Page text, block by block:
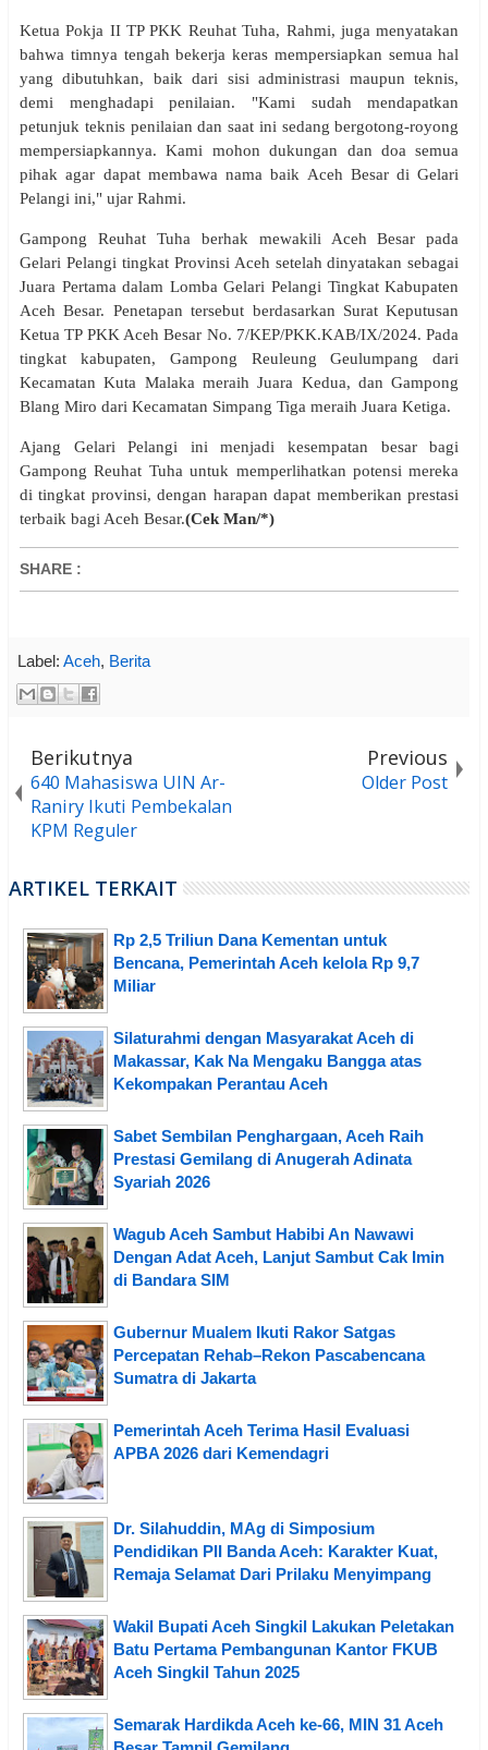
Ketua Pokja II TP PKK Reuhat Tuha, Rahmi, juga menyatakan
bahwa timnya tengah bekerja keras mempersiapkan semua hal
yang dibutuhkan, baik dari sisi administrasi maupun teknis,
demi menghadapi penilaian. "Kami sudah mendapatkan
petunjuk teknis penilaian dan saat ini sedang bergotong-royong
mempersiapkannya. Kami mohon dukungan dan doa semua
pihak agar dapat membawa nama baik Aceh Besar di Gelari
Pelangi ini," ujar Rahmi.
Gampong Reuhat Tuha berhak mewakili Aceh Besar pada
Gelari Pelangi tingkat Provinsi Aceh setelah dinyatakan sebagai
Juara Pertama dalam Lomba Gelari Pelangi Tingkat Kabupaten
Aceh Besar. Penetapan tersebut berdasarkan Surat Keputusan
Ketua TP PKK Aceh Besar No. 7/KEP/PKK.KAB/IX/2024. Pada
tingkat kabupaten, Gampong Reuleung Geulumpang dari
Kecamatan Kuta Malaka meraih Juara Kedua, dan Gampong
Blang Miro dari Kecamatan Simpang Tiga meraih Juara Ketiga.
Ajang Gelari Pelangi ini menjadi kesempatan besar bagi
Gampong Reuhat Tuha untuk memperlihatkan potensi mereka
di tingkat provinsi, dengan harapan dapat memberikan prestasi
terbaik bagi Aceh Besar.(Cek Man/*)
SHARE :
Label: Aceh, Berita
Berikutnya
640 Mahasiswa UIN Ar-
Raniry Ikuti Pembekalan
KPM Reguler
Previous
Older Post
ARTIKEL TERKAIT
Rp 2,5 Triliun Dana Kementan untuk
Bencana, Pemerintah Aceh kelola Rp 9,7
Miliar
Silaturahmi dengan Masyarakat Aceh di
Makassar, Kak Na Mengaku Bangga atas
Kekompakan Perantau Aceh
Sabet Sembilan Penghargaan, Aceh Raih
Prestasi Gemilang di Anugerah Adinata
Syariah 2026
Wagub Aceh Sambut Habibi An Nawawi
Dengan Adat Aceh, Lanjut Sambut Cak Imin
di Bandara SIM
Gubernur Mualem Ikuti Rakor Satgas
Percepatan Rehab–Rekon Pascabencana
Sumatra di Jakarta
Pemerintah Aceh Terima Hasil Evaluasi
APBA 2026 dari Kemendagri
Dr. Silahuddin, MAg di Simposium
Pendidikan PII Banda Aceh: Karakter Kuat,
Remaja Selamat Dari Prilaku Menyimpang
Wakil Bupati Aceh Singkil Lakukan Peletakan
Batu Pertama Pembangunan Kantor FKUB
Aceh Singkil Tahun 2025
Semarak Hardikda Aceh ke-66, MIN 31 Aceh